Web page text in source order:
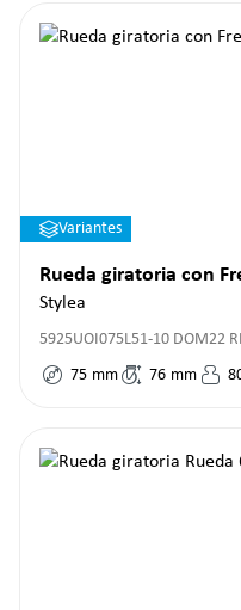
Variantes
Rueda giratoria con
Stylea
5925UOI075L51-10 DOM22
75 mm 76 mm